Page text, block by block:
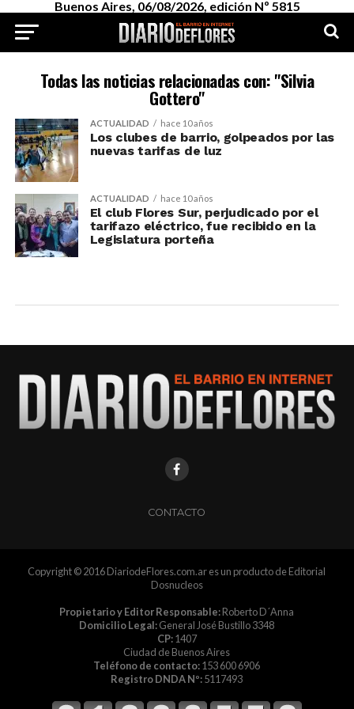
Buenos Aires, 06/08/2026, edición Nº 5815
Todas las noticias relacionadas con: "Silvia
Gottero"
ACTUALIDAD hace 10 años
Los clubes de barrio, golpeados por las
nuevas tarifas de luz
ACTUALIDAD hace 10 años
El club Flores Sur, perjudicado por el
tarifazo eléctrico, fue recibido en la
Legislatura porteña
CONTACTO
Copyright © 2016 DiariodeFlores.com.ar es un producto de Editorial
Dosnucleos
Propietario y Editor Responsable:Roberto D´Anna
Domicilio Legal:General José Bustillo 3348
CP:1407
Ciudad de Buenos Aires
Teléfono de contacto:153 600 6906
Registro DNDA Nº:5117493